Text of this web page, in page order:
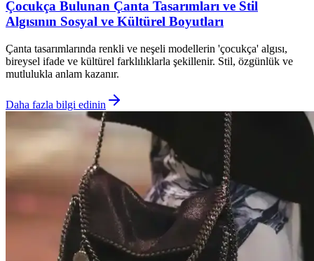
Çocukça Bulunan Çanta Tasarımları ve Stil
Algısının Sosyal ve Kültürel Boyutları
Çanta tasarımlarında renkli ve neşeli modellerin 'çocukça' algısı,
bireysel ifade ve kültürel farklılıklarla şekillenir. Stil, özgünlük ve
mutlulukla anlam kazanır.
Daha fazla bilgi edinin